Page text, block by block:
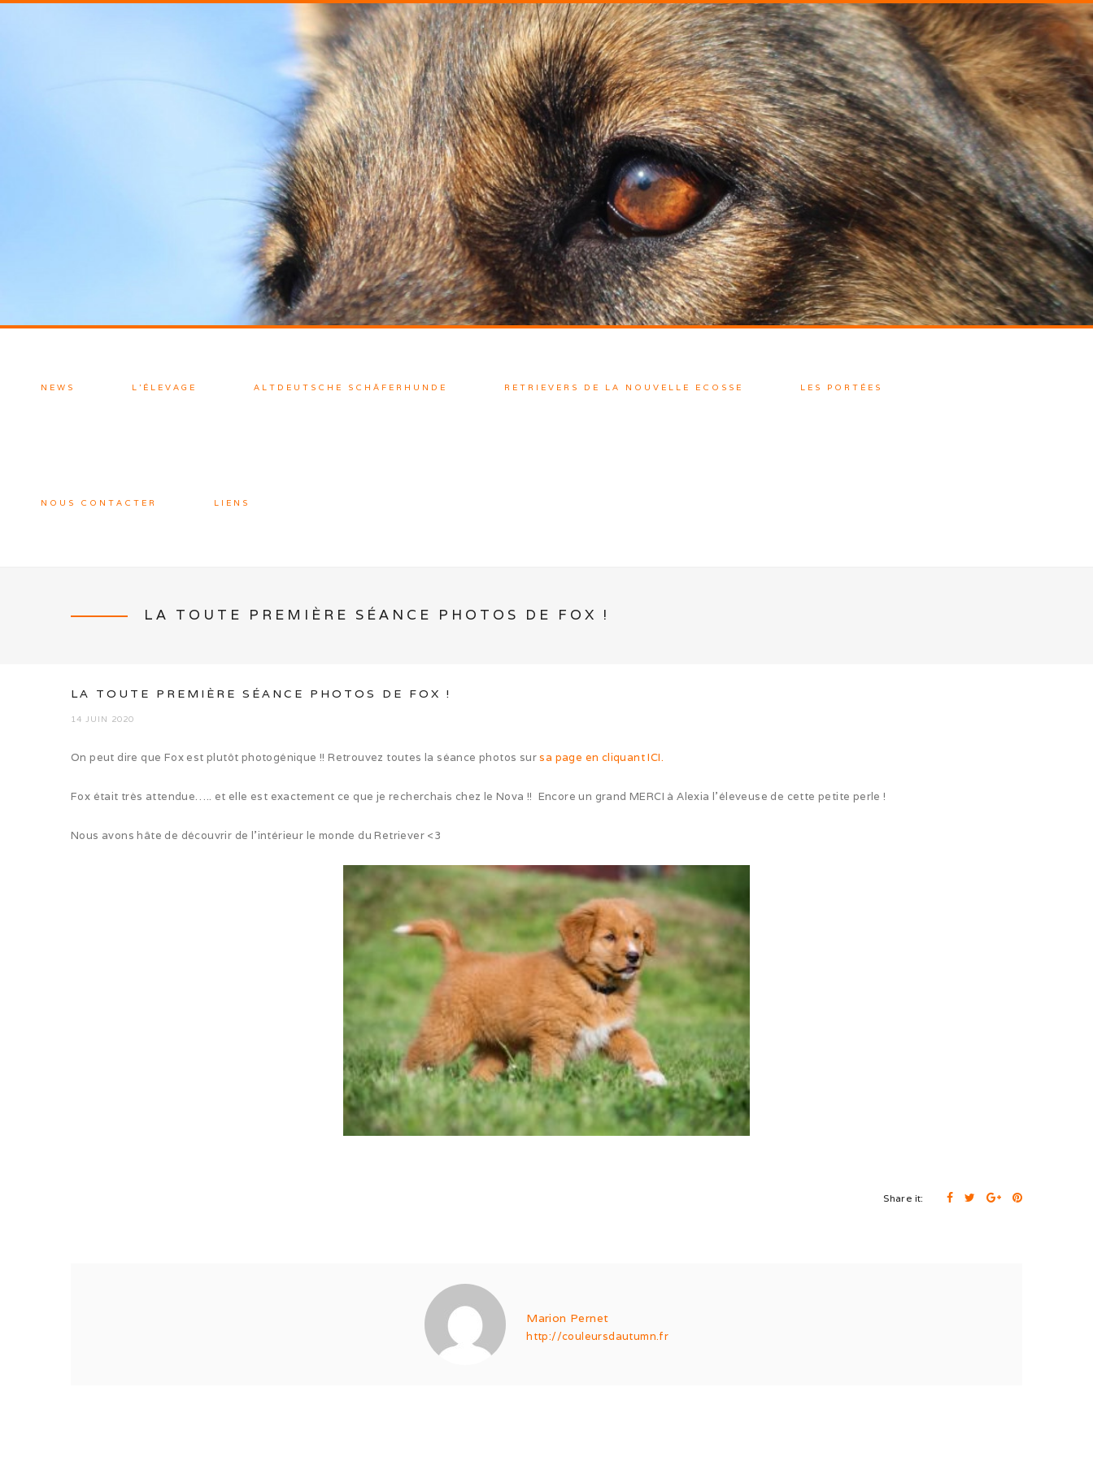
NEWS L’ÉLEVAGE ALTDEUTSCHE SCHÄFERHUNDE RETRIEVERS DE LA NOUVELLE ECOSSE LES PORTÉES
NOUS CONTACTER LIENS
LA TOUTE PREMIÈRE SÉANCE PHOTOS DE FOX !
LA TOUTE PREMIÈRE SÉANCE PHOTOS DE FOX !
14 JUIN 2020
On peut dire que Fox est plutôt photogénique !! Retrouvez toutes la séance photos sursa page en cliquant ICI.
Fox était très attendue….. et elle est exactement ce que je recherchais chez le Nova !! Encore un grand MERCI à Alexia l’éleveuse de cette petite perle !
Nous avons hâte de découvrir de l’intérieur le monde du Retriever <3
Share it:
Marion Pernet
http://couleursdautumn.fr